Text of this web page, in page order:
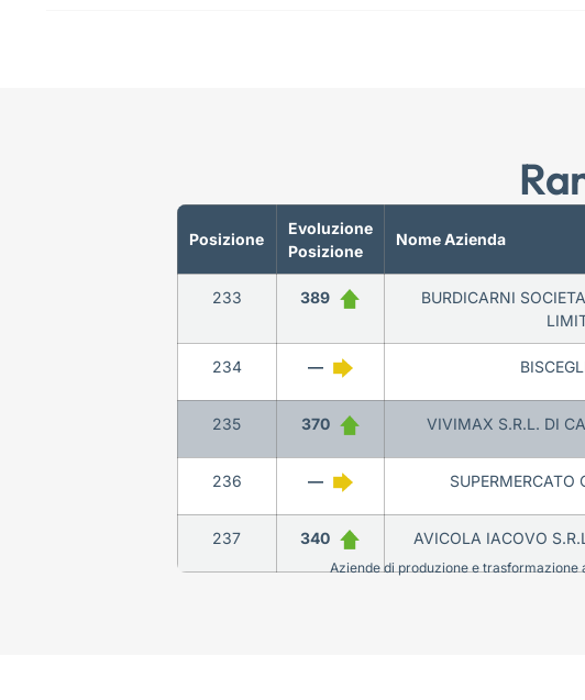
Posizione
Evoluzione
Posizione
Nome Azienda
233 389
BURDICARNI
234 —
235 370 VIVIMAX S.R.L. DI
236 — SUPERMERCATO
237 340 AVICOLA IACOVO
Aziende di produzione e trasformazione